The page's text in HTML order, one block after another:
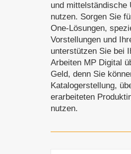
und mittelständische
nutzen. Sorgen Sie
One-Lösungen,
Vorstellungen und
unterstützen Sie bei
Arbeiten MP Digital
Geld, denn Sie
Katalogerstellung,
erarbeiteten
nutzen.